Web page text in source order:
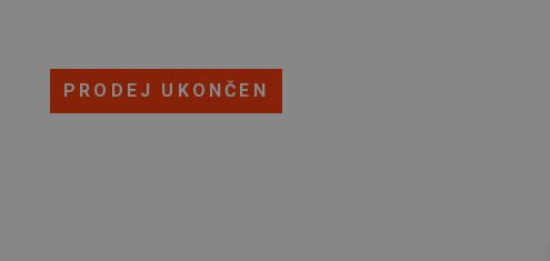
PRODEJ UKONČEN